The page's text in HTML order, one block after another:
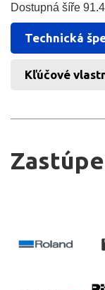
Dostupná šíře
Technická
Kľúčové